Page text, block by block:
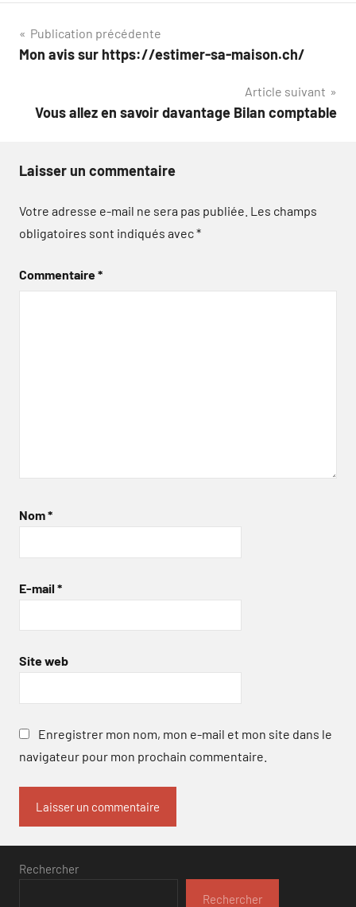
Navigation
de
Publication précédente
Mon avis sur https://estimer-sa-maison.ch/
Article suivant
Vous allez en savoir davantage Bilan comptable
Laisser un commentaire
Votre adresse e-mail ne sera pas publiée. Les champs
obligatoires sont indiqués avec*
Commentaire*
Nom*
E-mail *
Site web
Enregistrer mon nom, mon e-mail et mon site dans le
navigateur pour mon prochain commentaire.
Rechercher
Rechercher